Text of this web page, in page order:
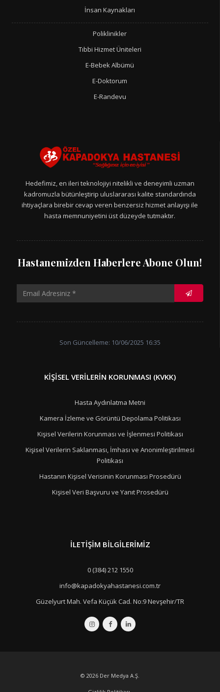
İnsan Kaynakları
Poliklinikler
Tıbbi Hizmet Üniteleri
E-Bebek Albümü
E-Doktorum
E-Randevu
Hedefimiz, en ileri teknolojiyi nitelikli ve deneyimli uzman
kadromuzla bütünleştirip uluslararası kalite standardında
ihtiyaçlara birebir cevap veren benzersiz hizmet anlayışı ile
hasta memnuniyetini üst düzeyde tutmaktır.
Hastanemizden Haberlere Abone Olun!
Son Güncelleme: 10/06/2025 16:35
KIŞISEL VERILERIN KORUNMASI (KVKK)
Hasta Aydınlatma Metni
Kamera İzleme ve Görüntü Depolama Politikası
Kişisel Verilerin Korunması ve İşlenmesi Politikası
Kişisel Verilerin Saklanması, İmhası ve Anonimleştirilmesi
Politikası
Hastanın Kişisel Verisinin Korunması Prosedürü
Kişisel Veri Başvuru ve Yanıt Prosedürü
İLETIŞIM BILGILERIMIZ
0 (384) 212 1550
info@kapadokyahastanesi.com.tr
Güzelyurt Mah. Vefa Küçük Cad. No:9 Nevşehir/TR
© 2026 Der Medya A.Ş.